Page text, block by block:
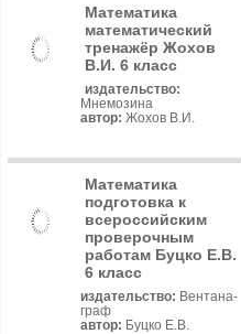
Математика
математический
тренажёр Жохов
В.И. 6 класс
издательство:
Мнемозина
автор: Жохов В.И.
Математика
подготовка к
всероссийским
проверочным
работам Буцко Е.В.
6 класс
издательство: Вентана-
граф
автор: Буцко Е.В.